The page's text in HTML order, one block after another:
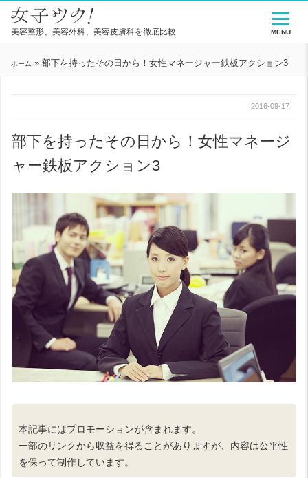
美容整形、美容外科、美容皮膚科を徹底比較
ホーム » 部下を持ったその日から！女性マネージャー鉄板アクション3
2016-09-17
部下を持ったその日から！女性マネージ
ャー鉄板アクション3
本記事にはプロモーションが含まれます。
一部のリンクから収益を得ることがありますが、内容は公平性
を保って制作しています。
MENU